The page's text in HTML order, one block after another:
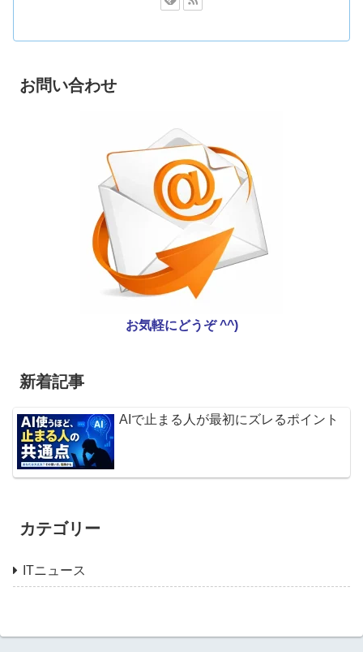
お問い合わせ
お気軽にどうぞ ^^)
新着記事
AIで止まる人が最初にズレるポイント
カテゴリー
ITニュース